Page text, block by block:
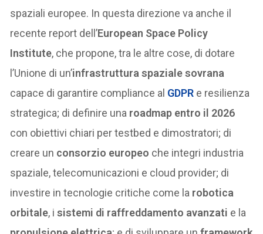
spaziali europee. In questa direzione va anche il
recente report dell’European Space Policy
Institute, che propone, tra le altre cose, di dotare
l’Unione di un’infrastruttura spaziale sovrana
capace di garantire compliance al GDPR e resilienza
strategica; di definire una roadmap entro il 2026
con obiettivi chiari per testbed e dimostratori; di
creare un consorzio europeo che integri industria
spaziale, telecomunicazioni e cloud provider; di
investire in tecnologie critiche come la robotica
orbitale, isistemi di raffreddamento avanzati e la